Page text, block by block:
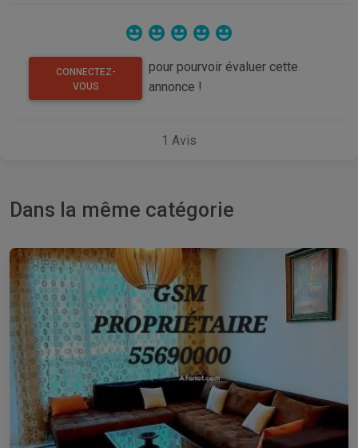
CONNECTEZ-
VOUS
pour pourvoir évaluer cette
annonce !
1 Avis
Dans la même catégorie